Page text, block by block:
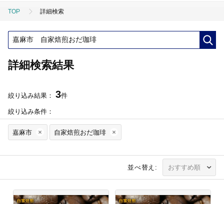
TOP 詳細検索
詳細検索結果
絞り込み結果： 3件
絞り込み条件：
嘉麻市 自家焙煎おだ珈琲
並べ替え: